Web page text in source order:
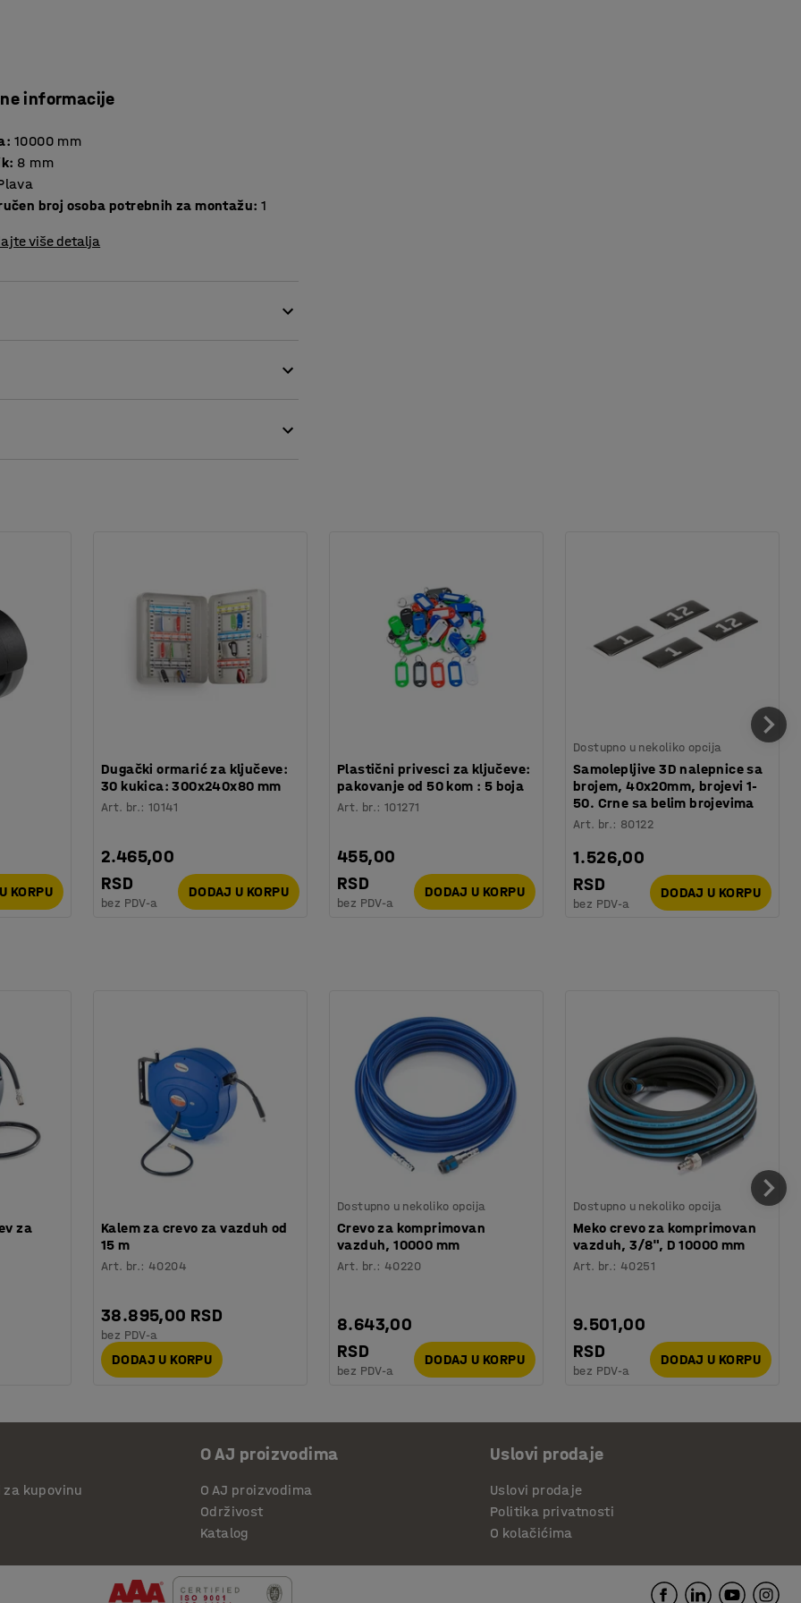
informacije
: 10000 mm
: 8 mm
broj osoba potrebnih za montažu: 1
više detalja
svaki put.
KORPU
Dugački ormarić za ključeve:
30 kukica: 300x240x80 mm
Art. br.:10141
2.465,00
RSD
bez PDV-a
DODAJ U KORPU
Plastični privesci za ključeve:
pakovanje od 50 kom : 5 boja
Art. br.:101271
455,00
RSD
bez PDV-a
DODAJ U KORPU
Dostupno u nekoliko opcija
Samolepljive 3D nalepnice sa
brojem, 40x20mm, brojevi 1-
50. Crne sa belim brojevima
Art. br.: 80122
1.526,00
RSD
bez PDV-a
DODAJ U KORPU
za
Kalem za crevo za vazduh od
15 m
Art. br.: 40204
38.895,00 RSD
bez PDV-a
DODAJ U KORPU
Dostupno u nekoliko opcija
Crevo za komprimovan
vazduh, 10000 mm
Art. br.: 40220
8.643,00
RSD
bez PDV-a
DODAJ U KORPU
Dostupno u nekoliko opcija
Meko crevo za komprimovan
vazduh, 3/8", D 10000 mm
Art. br.: 40251
9.501,00
RSD
bez PDV-a
DODAJ U KORPU
kupovinu
O AJ proizvodima
O AJ proizvodima
Održivost
Katalog
Uslovi prodaje
Uslovi prodaje
Politika privatnosti
O kolačićima